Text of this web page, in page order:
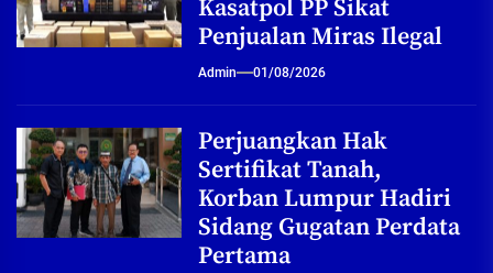
Kasatpol PP Sikat
Penjualan Miras Ilegal
Admin 01/08/2026
Perjuangkan Hak
Sertifikat Tanah,
Korban Lumpur Hadiri
Sidang Gugatan Perdata
Pertama